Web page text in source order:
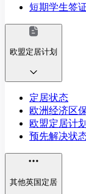
短期学生签
欧盟定居计划
定居状态
欧洲经济区
欧盟定居计
预先解决状
其他英国定居